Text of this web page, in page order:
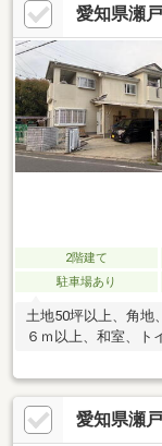
愛知県瀬
2階建て
駐車場あり
土地50坪以上、角地
６ｍ以上、和室、ト
愛知県瀬